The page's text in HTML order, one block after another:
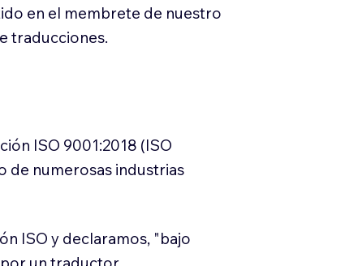
en el membrete de nuestro
traducciones.
ISO 9001:2018 (ISO
de numerosas industrias
ISO y declaramos, "bajo